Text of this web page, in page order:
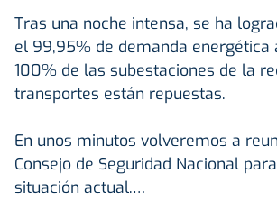
Tras una noche intensa, se ha
el 99,95% de demanda energética
100% de las subestaciones de la
transportes están repuestas.
En unos minutos volveremos a
Consejo de Seguridad Nacional
situación actual.…